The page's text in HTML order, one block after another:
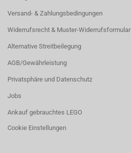
Versand- & Zahlungsbedingungen
Widerrufsrecht & Muster-Widerrufsformular
Alternative Streitbeilegung
AGB/Gewährleistung
Privatsphäre und Datenschutz
Jobs
Ankauf gebrauchtes LEGO
Cookie Einstellungen